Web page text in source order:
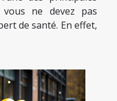
ne devez pas
de santé. En effet,